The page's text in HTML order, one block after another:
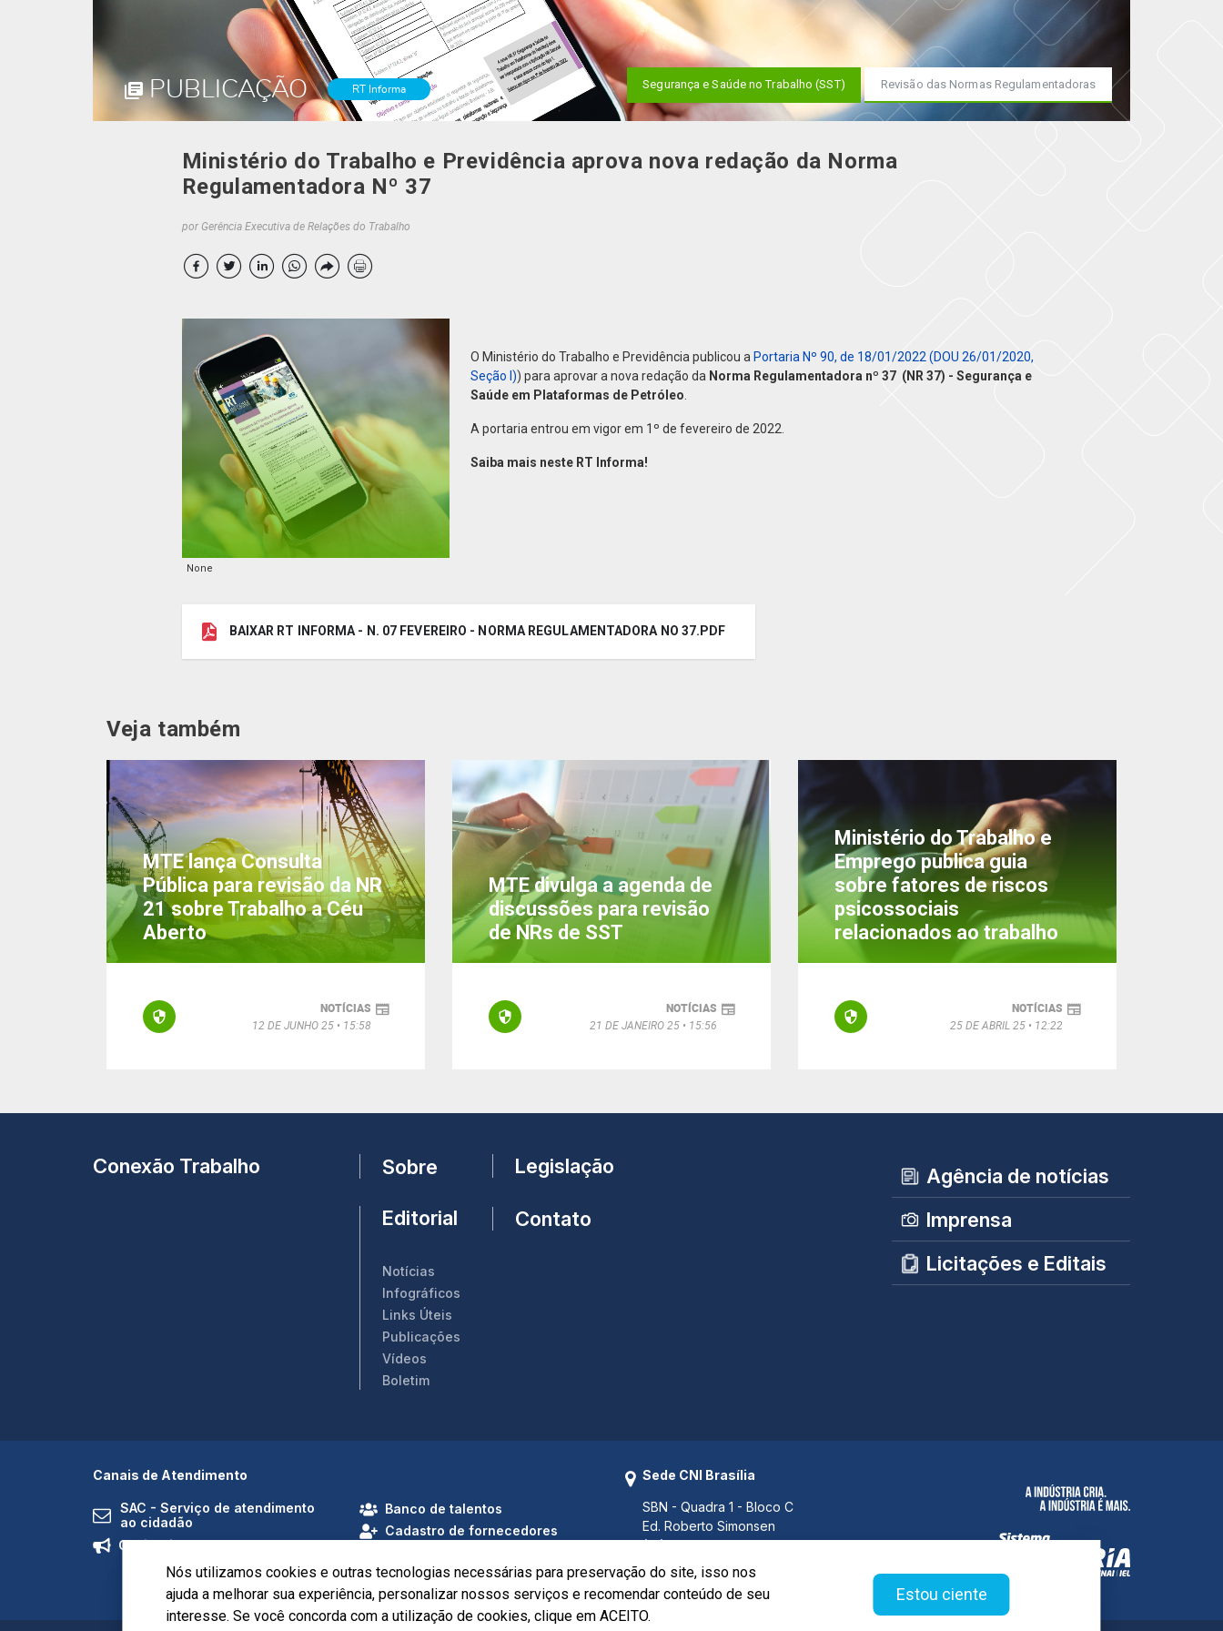
PUBLICAÇÃO RT Informa Segurança e Saúde no Trabalho (SST) Revisão das Normas Regulamentadoras
Ministério do Trabalho e Previdência aprova nova redação da Norma
Regulamentadora Nº 37
por Gerência Executiva de Relações do Trabalho
None
O Ministério do Trabalho e Previdência publicou a Portaria Nº 90, de 18/01/2022 (DOU 26/01/2020,
Seção I)) para aprovar a nova redação da Norma Regulamentadora nº 37 (NR 37) - Segurança e
Saúde em Plataformas de Petróleo
A portaria entrou em vigor em 1º de fevereiro de 2022.
Saiba mais neste RT Informa!
BAIXAR RT INFORMA - N. 07 FEVEREIRO - NORMA REGULAMENTADORA NO 37.PDF
Veja também
MTE lança Consulta
Pública para revisão da NR
21 sobre Trabalho a Céu
Aberto
NOTÍCIAS
12 DE JUNHO 25
15:58
MTE divulga a agenda de
discussões para revisão
de NRs de SST
NOTÍCIAS
21 DE JANEIRO 25
15:56
Ministério do Trabalho e
Emprego publica guia
sobre fatores de riscos
psicossociais
relacionados ao trabalho
NOTÍCIAS
25 DE ABRIL 25
12:22
Conexão Trabalho Sobre
Editorial
Notícias
Infográficos
Links Úteis
Publicações
Vídeos
Boletim
Legislação
Contato
Agência de notícias
Imprensa
Licitações e Editais
Canais de Atendimento
SAC - Serviço de atendimento
ao cidadão
Ouvidoria
Banco de talentos
Cadastro de fornecedores
Sede CNI Brasília
SBN - Quadra 1 - Bloco C
Ed. Roberto Simonsen
(61) 3317 9000
(61) 3317 9994 (Fax)
Brasília - DF CEP 70040-903
Nós utilizamos cookies e outras tecnologias necessárias para preservação do site, isso nos
ajuda a melhorar sua experiência, personalizar nossos serviços e recomendar conteúdo de seu
interesse. Se você concorda com a utilização de cookies, clique em ACEITO.
Estou ciente